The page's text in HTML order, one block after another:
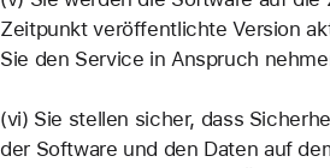
Zeitpunkt veröffentlichte Version
Sie den Service in Anspruch
(vi) Sie stellen sicher, dass
der Software und den Daten auf